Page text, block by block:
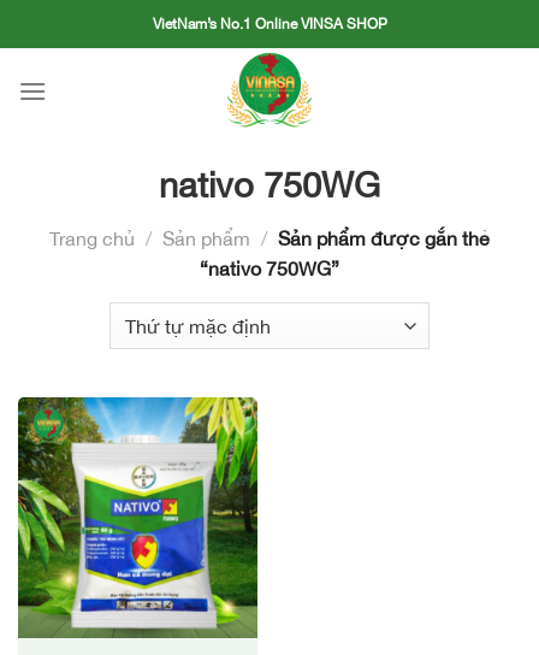
to
VietNam’s No.1 Online VINSA SHOP
nativo 750WG
Trang chủ / Sản phẩm / Sản phẩm được gắn thẻ
“nativo 750WG”